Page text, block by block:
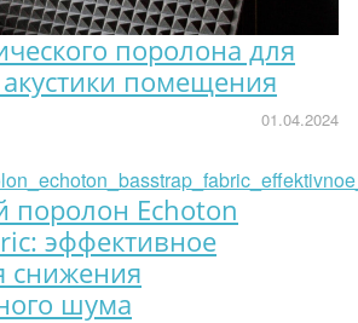
поролона для
помещения
01.04.2024
поролон Echoton
эффективное
снижения
шума